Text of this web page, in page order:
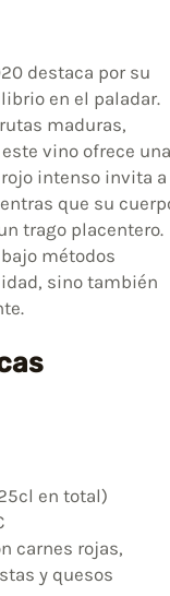
destaca por su
en el paladar.
maduras,
vino ofrece una
intenso invita a
que su
trago placentero.
métodos
sino también
en total)
carnes rojas,
y quesos